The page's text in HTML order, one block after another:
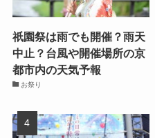
祇園祭は雨でも開催？雨天
中止？台風や開催場所の京
都市内の天気予報
お祭り